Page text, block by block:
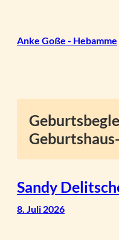
springen
Anke Goße - Hebamme
Sandy
8. Juli 2026